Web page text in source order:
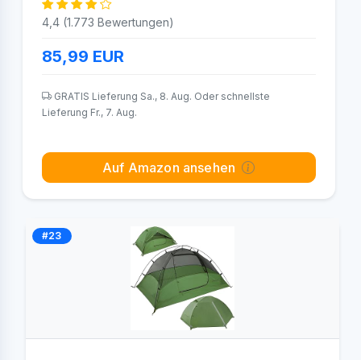
4,4 (1.773 Bewertungen)
85,99 EUR
GRATIS Lieferung Sa., 8. Aug. Oder schnellste
Lieferung Fr., 7. Aug.
Auf Amazon ansehen
#23